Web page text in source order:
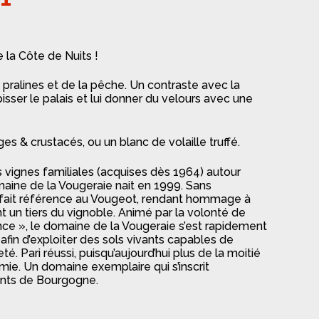
la Côte de Nuits !
et de la pêche. Un contraste avec la
le palais et lui donner du velours avec une
& crustacés, ou un blanc de volaille truffé.
familiales (acquises dès 1964) autour
de la Vougeraie nait en 1999. Sans
référence au Vougeot, rendant hommage à
un tiers du vignoble. Animé par la volonté de
», le domaine de la Vougeraie s’est rapidement
d’exploiter des sols vivants capables de
Pari réussi, puisqu’aujourd’hui plus de la moitié
Un domaine exemplaire qui s’inscrit
de Bourgogne.